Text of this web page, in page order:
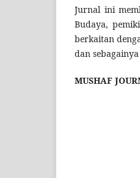
Jurnal ini
Budaya,
berkaitan
dan
MUSHAF